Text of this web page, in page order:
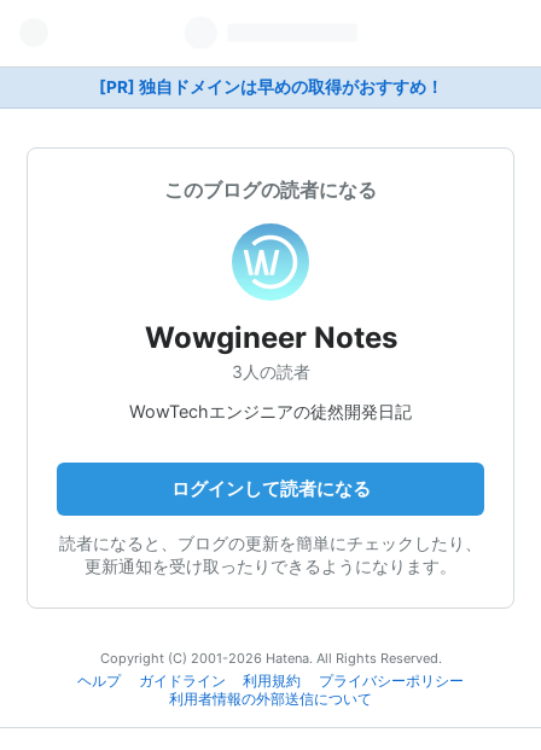
[PR] 独自ドメインは早めの取得がおすすめ！
このブログの読者になる
Wowgineer Notes
3人の読者
WowTechエンジニアの徒然開発日記
ログインして読者になる
読者になると、ブログの更新を簡単にチェックしたり、
更新通知を受け取ったりできるようになります。
Copyright (C) 2001-2026 Hatena. All Rights Reserved.
ヘルプ
ガイドライン 利用規約
プライバシーポリシー
利用者情報の外部送信について